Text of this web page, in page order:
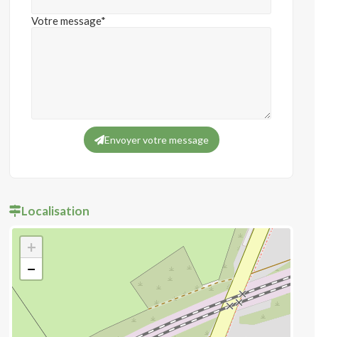
Votre message*
Envoyer votre message
Localisation
+
−